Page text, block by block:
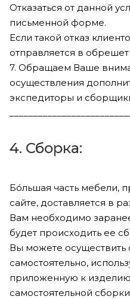
Отказаться от данной
письменной форме.
Если такой отказ
отправляется в
7. Обращаем Ваше
осуществления
экспедиторы и
4. Сборка:
Бóльшая часть мебели,
сайте, доставляется в
Вам необходимо
будет происходить ее
Вы можете осуществить
самостоятельно,
приложенную к
самостоятельной